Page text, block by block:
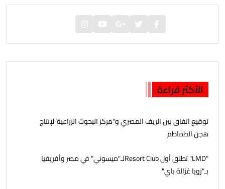
الأكثر قراءة
توقيع اتفاق بين الريف المصري و"مركز البحوث الزراعية"لإنتاج
هجن الطماطم
"LMD" تطلق أول Resort Clubلـ"ميسوني" في مصر وأفريقيا
بـ"زويا غزالة باي"